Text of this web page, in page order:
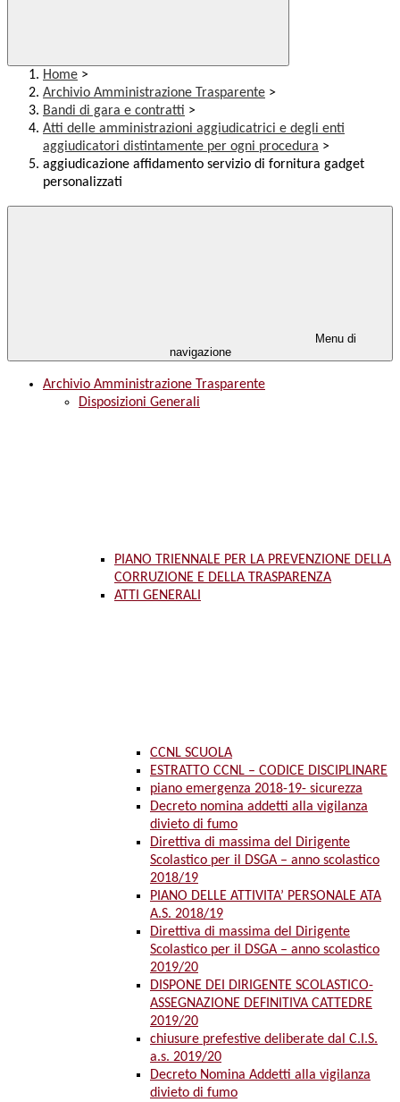
Home >
Archivio Amministrazione Trasparente >
Bandi di gara e contratti >
Atti delle amministrazioni aggiudicatrici e degli enti
aggiudicatori distintamente per ogni procedura >
aggiudicazione affidamento servizio di fornitura gadget
personalizzati
Menu di
navigazione
Archivio Amministrazione Trasparente
Disposizioni Generali
PIANO TRIENNALE PER LA PREVENZIONE DELLA
CORRUZIONE E DELLA TRASPARENZA
ATTI GENERALI
CCNL SCUOLA
ESTRATTO CCNL – CODICE DISCIPLINARE
piano emergenza 2018-19- sicurezza
Decreto nomina addetti alla vigilanza
divieto di fumo
Direttiva di massima del Dirigente
Scolastico per il DSGA – anno scolastico
2018/19
PIANO DELLE ATTIVITA’ PERSONALE ATA
A.S. 2018/19
Direttiva di massima del Dirigente
Scolastico per il DSGA – anno scolastico
2019/20
DISPONE DEI DIRIGENTE SCOLASTICO-
ASSEGNAZIONE DEFINITIVA CATTEDRE
2019/20
chiusure prefestive deliberate dal C.I.S.
a.s. 2019/20
Decreto Nomina Addetti alla vigilanza
divieto di fumo